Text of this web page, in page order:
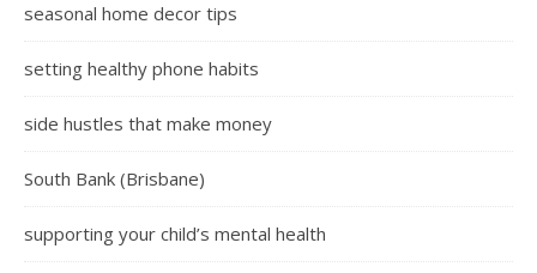
seasonal home decor tips
setting healthy phone habits
side hustles that make money
South Bank (Brisbane)
supporting your child’s mental health